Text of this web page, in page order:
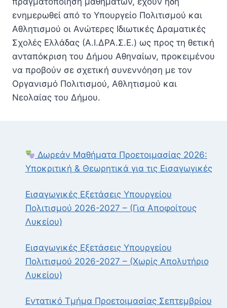
ενημερωθεί από το Υπουργείο Πολιτισμού και
Αθλητισμού οι Ανώτερες Ιδιωτικές Δραματικές
Σχολές Ελλάδας (Α.Ι.ΔΡΑ.Σ.Ε.) ως προς τη θετική
ανταπόκριση του Δήμου Αθηναίων, προκειμένου
να προβούν σε σχετική συνεννόηση με τον
Οργανισμό Πολιτισμού, Αθλητισμού και
Νεολαίας του Δήμου.
Δωρεάν Μαθήματα Προετοιμασίας 2026:
Υποκριτική & Θεωρητικά για τις Εισαγωγικές
Εισαγωγικές Εξετάσεις Υπουργείου
Πολιτισμού 2026-2027 – (Για Αποφοίτους
Λυκείου)
Εισαγωγικές Εξετάσεις Υπουργείου
Πολιτισμού 2026-2027 – (Χωρίς Απολυτήριο
Λυκείου)
Εντατικό Τμήμα Προετοιμασίας Σεπτεμβρίου